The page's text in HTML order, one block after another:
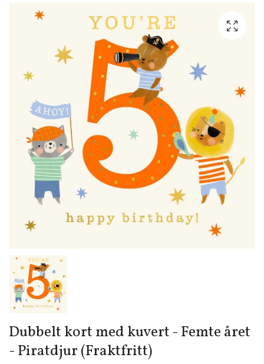
Dubbelt kort med kuvert - Femte året
- Piratdjur (Fraktfritt)